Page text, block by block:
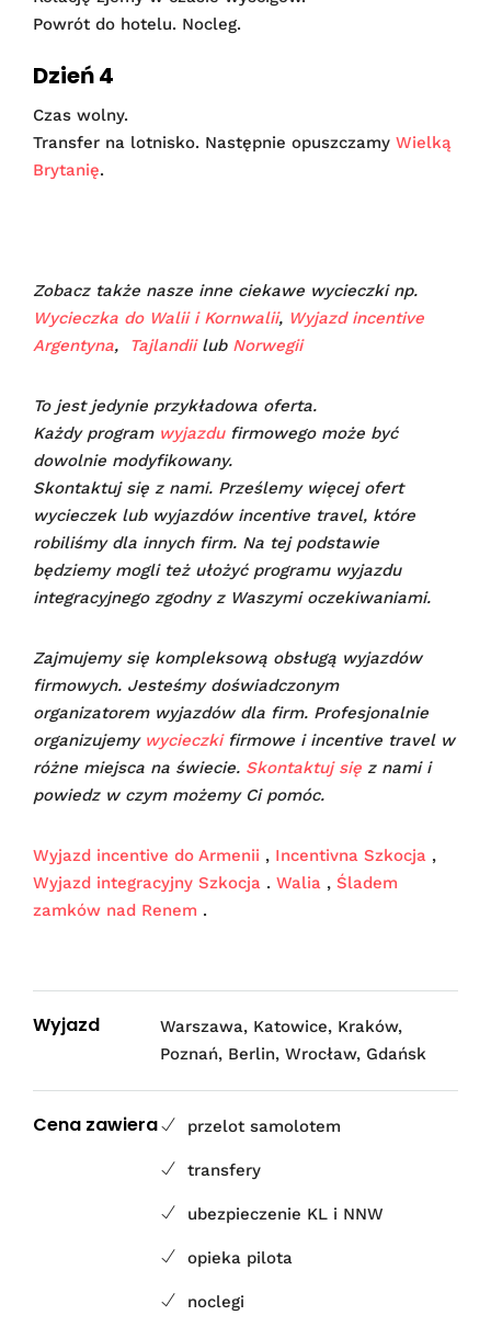
Powrót do hotelu. Nocleg.
Dzień 4
Czas wolny.
Transfer na lotnisko. Następnie opuszczamy Wielką
Brytanię.
Zobacz także nasze inne ciekawe wycieczki np.
Wycieczka do Walii i Kornwalii, Wyjazd incentive
Argentyna, Tajlandiilub Norwegii
To jest jedynie przykładowa oferta.
Każdy program wyjazdufirmowego może być
dowolnie modyfikowany.
Skontaktuj się z nami. Prześlemy więcej ofert
wycieczek lub wyjazdów incentive travel, które
robiliśmy dla innych firm. Na tej podstawie
będziemy mogli też ułożyć programu wyjazdu
integracyjnego zgodny z Waszymi oczekiwaniami.
Zajmujemy się kompleksową obsługą wyjazdów
firmowych. Jesteśmy doświadczonym
organizatorem wyjazdów dla firm. Profesjonalnie
organizujemy wycieczkifirmowe i incentive travel w
różne miejsca na świecie. Skontaktuj się z nami i
powiedz w czym możemy Ci pomóc.
Wyjazd incentive do Armenii , Incentivna Szkocja ,
Wyjazd integracyjny Szkocja . Walia , Śladem
zamków nad Renem .
Wyjazd
Warszawa, Katowice, Kraków,
Poznań, Berlin, Wrocław, Gdańsk
Cena zawiera przelot samolotem
transfery
ubezpieczenie KL i NNW
opieka pilota
noclegi